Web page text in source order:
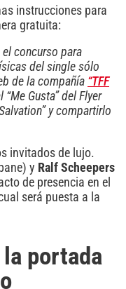
instrucciones para
gratuita:
el concurso para
del single sólo
de la compañía “TFF
“Me Gusta” del Flyer
y compartirlo
invitados de lujo.
y Ralf Scheepers
de presencia en el
será puesta a la
portada